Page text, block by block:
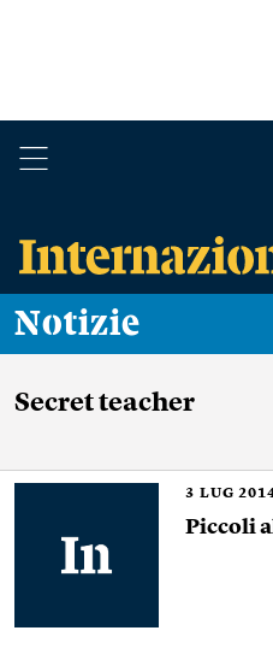
Notizie
Secret teacher
3 LUG
Piccoli